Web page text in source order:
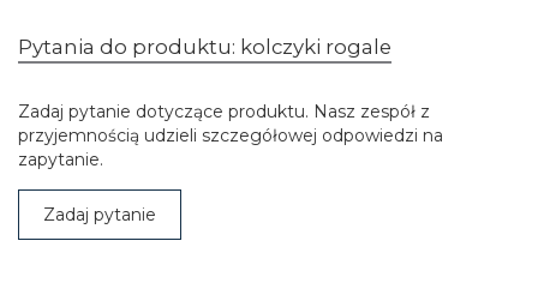
Pytania do produktu: kolczyki rogale
Zadaj pytanie dotyczące produktu. Nasz zespół z
przyjemnością udzieli szczegółowej odpowiedzi na
zapytanie.
Zadaj pytanie